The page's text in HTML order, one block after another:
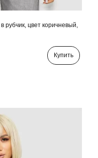
рубчик, цвет коричневый,
Купить